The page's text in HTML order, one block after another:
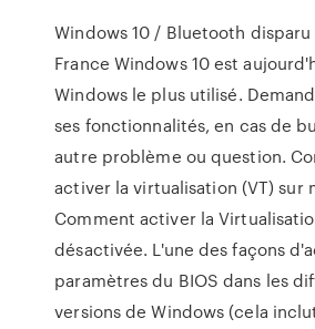
Windows 10 / Bluetooth disparu
France Windows 10 est
Windows le plus utilisé.
ses fonctionnalités, en cas de
autre problème ou question.
activer la virtualisation (VT) sur
Comment activer la
désactivée. L'une des façons
paramètres du BIOS dans les
versions de Windows (cela